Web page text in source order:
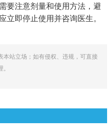
要注意剂量和使用方法，避
立即停止使用并咨询医生。
本站立场；如有侵权、违规，可直接